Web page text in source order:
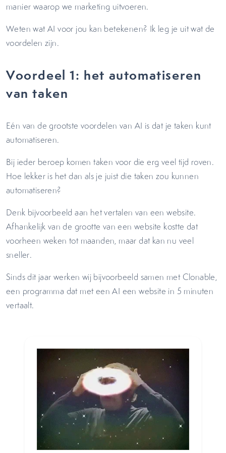
manier waarop we marketing uitvoeren.
Weten wat AI voor jou kan betekenen? Ik leg je uit wat de
voordelen zijn.
Voordeel 1: het automatiseren
van taken
Eén van de grootste voordelen van AI is dat je taken kunt
automatiseren.
Bij ieder beroep komen taken voor die erg veel tijd roven.
Hoe lekker is het dan als je juist die taken zou kunnen
automatiseren?
Denk bijvoorbeeld aan het vertalen van een website.
Afhankelijk van de grootte van een website kostte dat
voorheen weken tot maanden, maar dat kan nu veel
sneller.
Sinds dit jaar werken wij bijvoorbeeld samen met Clonable,
een programma dat met een AI een website in 5 minuten
vertaalt.